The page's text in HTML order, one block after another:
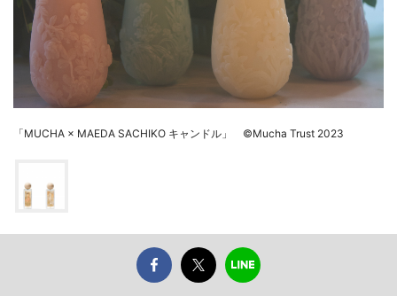
「MUCHA × MAEDA SACHIKO キャンドル」 ©Mucha Trust 2023